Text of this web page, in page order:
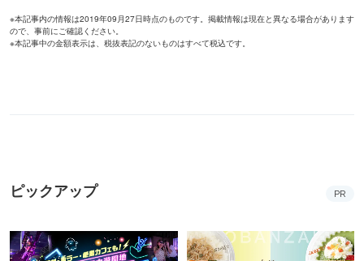
※本記事内の情報は2019年09月27日時点のものです。掲載情報は現在と異なる場合があります
ので、事前にご確認ください。
※本記事中の金額表示は、税抜表記のないものはすべて税込です。
ピックアップ PR